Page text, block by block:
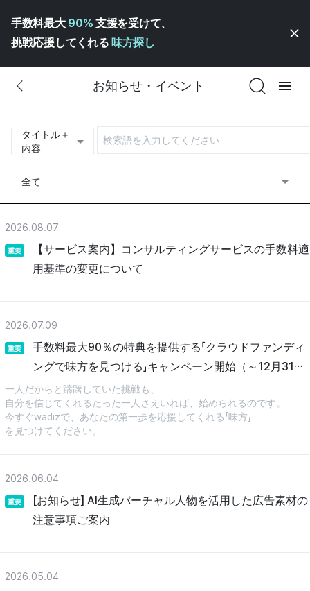
手数料最大 90% 支援を受けて、
挑戦応援してくれる 味方探し
お知らせ・イベント
タイトル＋
内容
全て
2026.08.07
重要
【サービス案内】コンサルティングサービスの手数料適
用基準の変更について
2026.07.09
重要
手数料最大90％の特典を提供する「クラウドファンディ
ングで味方を見つける」キャンペーン開始（～12月31
日）
一人だからと躊躇していた挑戦も、
自分を信じてくれるたった一人さえいれば、始められるのです。
今すぐwadizで、あなたの第一歩を応援してくれる「味方」
を見つけてください。
2026.06.04
重要
[お知らせ] AI生成バーチャル人物を活用した広告素材の
注意事項ご案内
2026.05.04